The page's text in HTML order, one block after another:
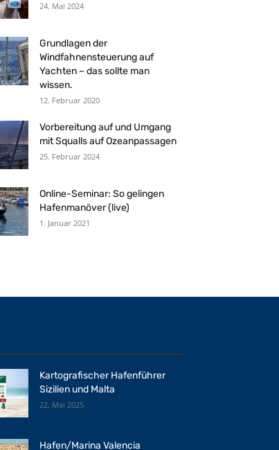
24. Mai 2024
Grundlagen der
Windfahnensteuerung auf
Yachten – das sollte man
wissen.
12. Februar 2020
Vorbereitung auf und Umgang
mit Squalls auf Ozeanpassagen
25. Februar 2024
Online-Seminar: So gelingen
Hafenmanöver (live)
1. Januar 2021
Kartografischer Hafenführer
Sizilien und Malta
22. Mai 2025
Hafen/Marina Valencia